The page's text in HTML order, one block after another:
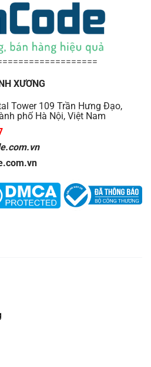
XƯƠNG
Tower 109 Trần Hưng Đạo,
phố Hà Nội, Việt Nam